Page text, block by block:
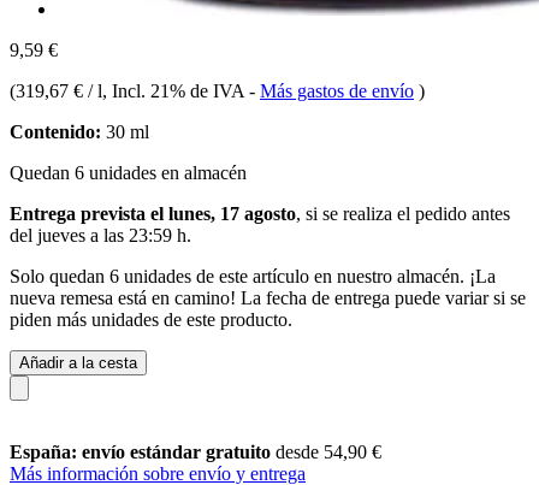
9,59 €
(319,67 € / l, Incl. 21% de IVA - Más gastos de envío )
Contenido: 30 ml
Quedan 6 unidades en almacén
Entrega prevista el lunes, 17 agosto, si se realiza el pedido antes
del jueves a las 23:59 h.
Solo quedan 6 unidades de este artículo en nuestro almacén. ¡La
nueva remesa está en camino! La fecha de entrega puede variar si se
piden más unidades de este producto.
Añadir a la cesta
España: envío estándar gratuito desde 54,90 €
Más información sobre envío y entrega